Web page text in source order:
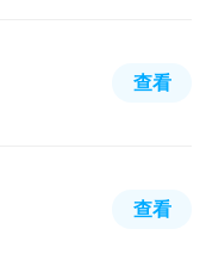
查看
查看